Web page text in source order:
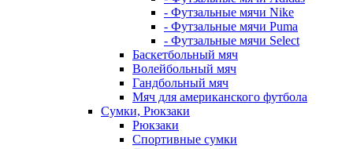
- Футзальные мячи Nike
- Футзальные мячи Puma
- Футзальные мячи Select
Баскетбольный мяч
Волейбольный мяч
Гандбольный мяч
Мяч для американского футбола
Сумки, Рюкзаки
Рюкзаки
Спортивные сумки